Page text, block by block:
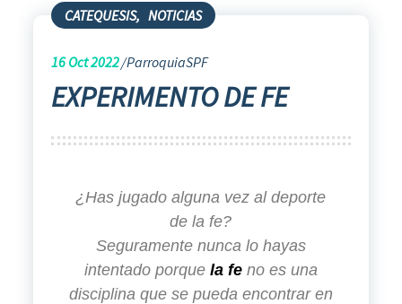
CATEQUESIS, NOTICIAS
16Oct 2022 ParroquiaSPF
EXPERIMENTO DE FE
¿Has jugado alguna vez al deporte
de la fe?
Seguramente nunca lo hayas
intentado porque la feno es una
disciplina que se pueda encontrar en